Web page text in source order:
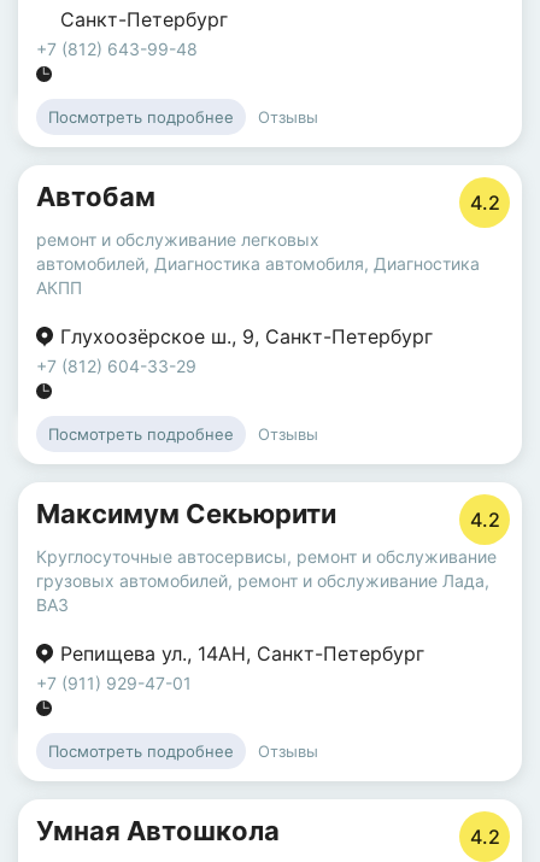
Санкт-Петербург
+7 (812) 643-99-48
Посмотреть подробнее Отзывы
Автобам 4.2
ремонт и обслуживание легковых
автомобилей, Диагностика автомобиля, Диагностика
АКПП
Глухоозёрское ш., 9, Санкт-Петербург
+7 (812) 604-33-29
Посмотреть подробнее Отзывы
Максимум Секьюрити 4.2
Круглосуточные автосервисы, ремонт и обслуживание
грузовых автомобилей, ремонт и обслуживание Лада,
ВАЗ
Репищева ул., 14АН, Санкт-Петербург
+7 (911) 929-47-01
Посмотреть подробнее Отзывы
Умная Автошкола 4.2